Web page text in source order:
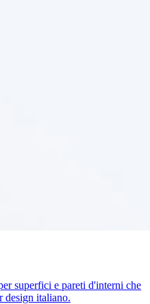
superfici e pareti d'interni che
design italiano.